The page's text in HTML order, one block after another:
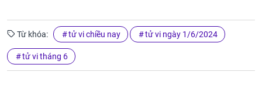
Từ khóa: tử vi chiều nay tử vi ngày 1/6/2024
tử vi tháng 6